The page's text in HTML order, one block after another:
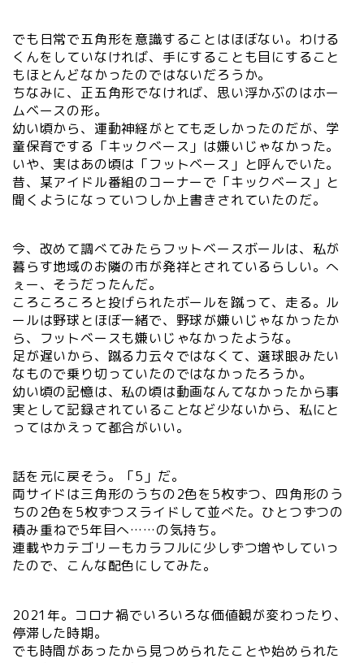
でも日常で五角形を意識することはほぼない。わける
くんをしていなければ、手にすることも目にすること
もほとんどなかったのではないだろうか。
ちなみに、正五角形でなければ、思い浮かぶのはホー
ムベースの形。
幼い頃から、運動神経がとても乏しかったのだが、学
童保育でする「キックベース」は嫌いじゃなかった。
いや、実はあの頃は「フットベース」と呼んでいた。
昔、某アイドル番組のコーナーで「キックベース」と
聞くようになっていつしか上書きされていたのだ。
今、改めて調べてみたらフットベースボールは、私が
暮らす地域のお隣の市が発祥とされているらしい。へ
ぇー、そうだったんだ。
ころころころと投げられたボールを蹴って、走る。ル
ールは野球とほぼ一緒で、野球が嫌いじゃなかったか
ら、フットベースも嫌いじゃなかったような。
足が遅いから、蹴る力云々ではなくて、選球眼みたい
なもので乗り切っていたのではなかったろうか。
幼い頃の記憶は、私の頃は動画なんてなかったから事
実として記録されていることなど少ないから、私にと
ってはかえって都合がいい。
話を元に戻そう。「5」だ。
両サイドは三角形のうちの2色を5枚ずつ、四角形のう
ちの2色を5枚ずつスライドして並べた。ひとつずつの
積み重ねで5年目へ……の気持ち。
連載やカテゴリーもカラフルに少しずつ増やしていっ
たので、こんな配色にしてみた。
2021年。コロナ禍でいろいろな価値観が変わったり、
停滞した時期。
でも時間があったから見つめられたことや始められた